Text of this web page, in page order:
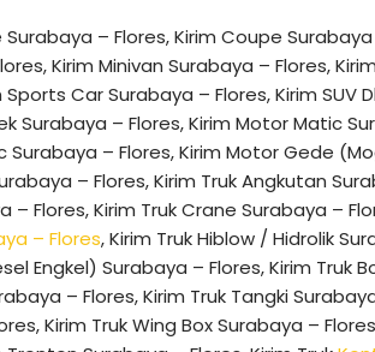
– Flores, Kirim Coupe Surabaya
Kirim Minivan Surabaya – Flores,
Car Surabaya – Flores, Kirim SUV
Surabaya – Flores, Kirim Motor Matic
Surabaya – Flores, Kirim Motor Gede
– Flores, Kirim Truk Angkutan
– Flores, Kirim Truk Crane Surabaya –
– Flores, Kirim Truk Hiblow / Hidrolik
Engkel) Surabaya – Flores, Kirim Truk
– Flores, Kirim Truk Tangki
Kirim Truk Wing Box Surabaya –